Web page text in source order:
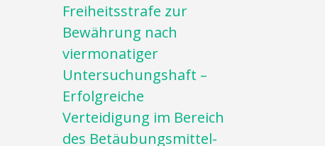
Freiheitsstrafe zur
Bewährung nach
viermonatiger
Untersuchungshaft –
Erfolgreiche
Verteidigung im Bereich
des Betäubungsmittel-